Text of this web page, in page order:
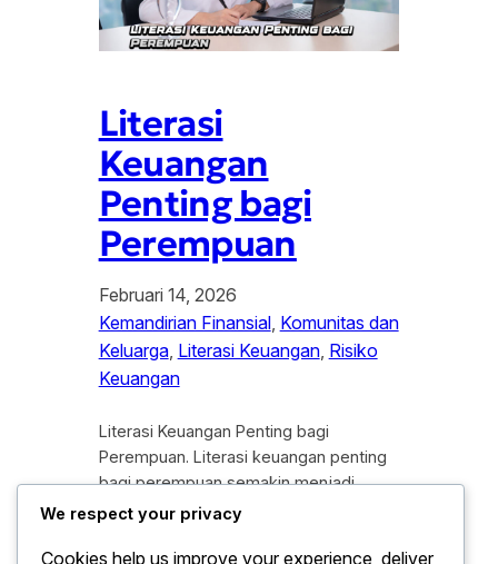
Literasi
Keuangan
Penting bagi
Perempuan
Februari 14, 2026
Kemandirian Finansial, Komunitas dan
Keluarga, Literasi Keuangan, Risiko
Keuangan
Literasi Keuangan Penting bagi
Perempuan. Literasi keuangan penting
bagi perempuan semakin menjadi
perhatian di tengah dinamika ekonomi
tahun terakhir, peran perempuan tidak
We respect your privacy
Cookies help us improve your experience, deliver